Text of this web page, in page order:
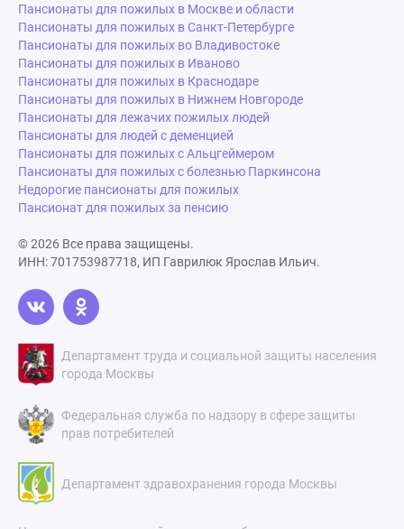
Пансионаты для пожилых в Москве и области
Пансионаты для пожилых в Санкт-Петербурге
Пансионаты для пожилых во Владивостоке
Пансионаты для пожилых в Иваново
Пансионаты для пожилых в Краснодаре
Пансионаты для пожилых в Нижнем Новгороде
Пансионаты для лежачих пожилых людей
Пансионаты для людей с деменцией
Пансионаты для пожилых с Альцгеймером
Пансионаты для пожилых с болезнью Паркинсона
Недорогие пансионаты для пожилых
Пансионат для пожилых за пенсию
© 2026 Все права защищены.
ИНН: 701753987718, ИП Гаврилюк Ярослав Ильич.
Департамент труда и социальной защиты населения
города Москвы
Федеральная служба по надзору в сфере защиты
прав потребителей
Департамент здравохранения города Москвы